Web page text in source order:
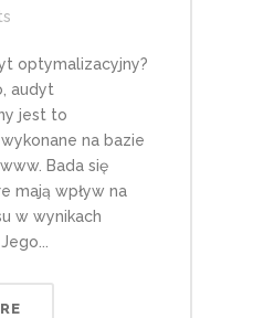
optymalizacyjny?
audyt
jest to
na bazie
Bada się
mają wpływ na
w wynikach